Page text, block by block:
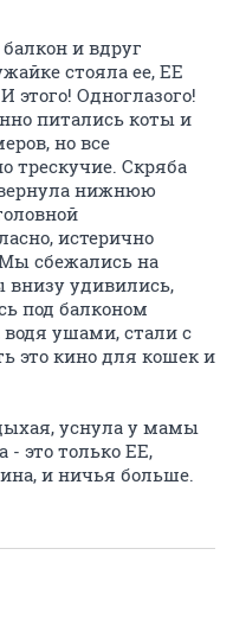
и вдруг
стояла ее, ЕЕ
Одноглазого!
питались коты и
но все
трескучие. Скряба
нижнюю
истерично
сбежались на
внизу удивились,
под балконом
ушами, стали с
это кино для кошек и
уснула у мамы
это только ЕЕ,
и ничья больше.